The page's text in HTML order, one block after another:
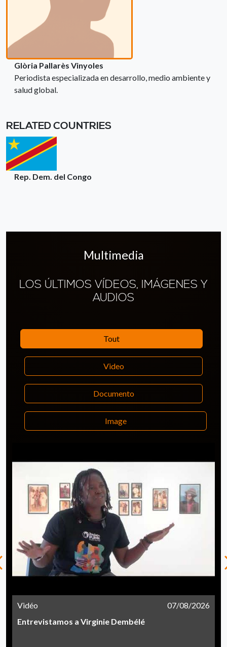
Glòria Pallarès Vinyoles
Periodista especializada en desarrollo, medio ambiente y
salud global.
RELATED COUNTRIES
Rep. Dem. del Congo
Multimedia
LOS ÚLTIMOS VÍDEOS, IMÁGENES Y
AUDIOS
Tout
Video
Documento
Image
Vidéo
07/08/2026
Entrevistamos a Virginie Dembélé